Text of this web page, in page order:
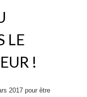
LE
!
2017 pour être